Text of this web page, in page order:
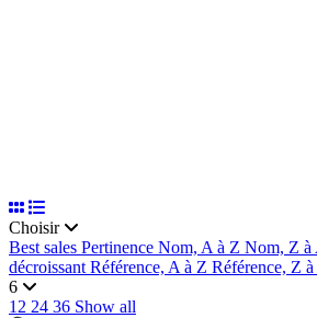
Choisir
Best sales Pertinence Nom, A à Z Nom, Z à
décroissantRéférence, A à Z Référence, Z
6
12 24 36 Show all